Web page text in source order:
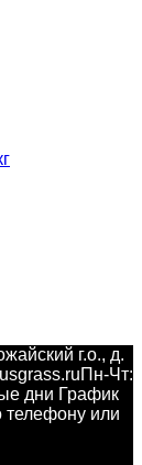
г.о., д.
Пн-Чт:
дни График
телефону или